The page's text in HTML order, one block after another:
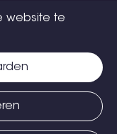
website te